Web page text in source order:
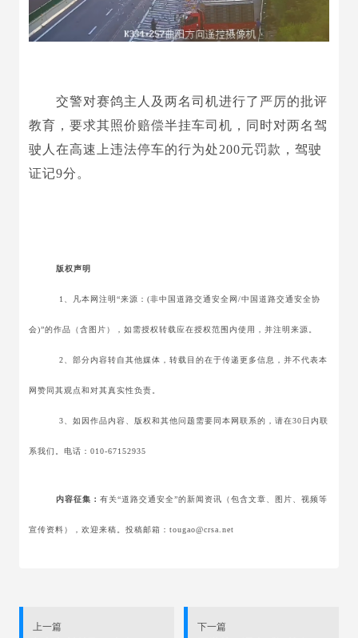
交警对赛鸽主人及两名司机进行了严厉的批评
教育，要求其照价赔偿半挂车司机，同时对两名驾
驶人在高速上违法停车的行为处200元罚款，驾驶
证记9分。
版权声明
1、凡本网注明“来源：(非中国道路交通安全网/中国道路交通安全协
会)”的作品（含图片），如需授权转载应在授权范围内使用，并注明来源。
2、部分内容转自其他媒体，转载目的在于传递更多信息，并不代表本
网赞同其观点和对其真实性负责。
3、如因作品内容、版权和其他问题需要同本网联系的，请在30日内联
系我们。电话：010-67152935
内容征集： 有关“道路交通安全”的新闻资讯（包含文章、图片、视频等
宣传资料），欢迎来稿。投稿邮箱：tougao@crsa.net
上一篇 下一篇